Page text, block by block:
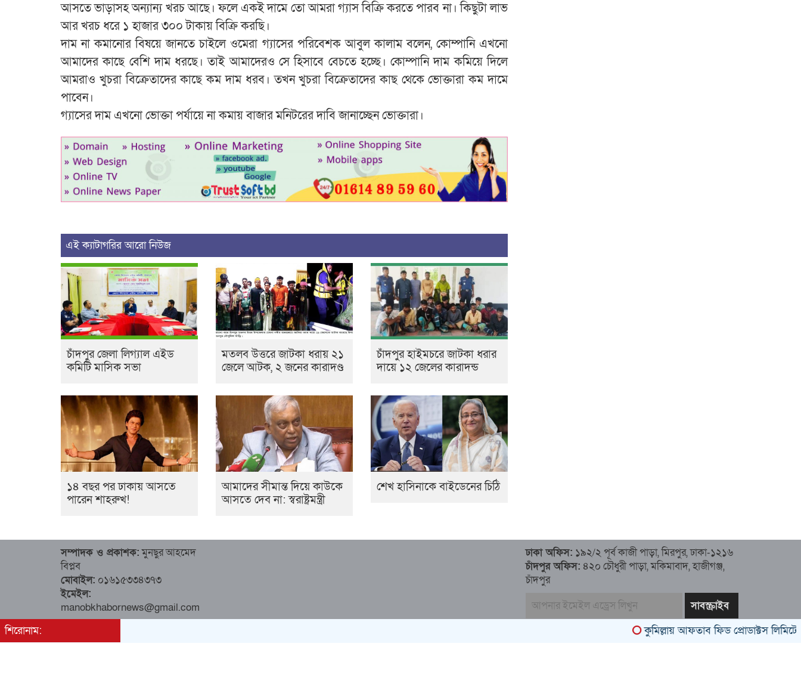
আসতে ভাড়াসহ অন্যান্য খরচ আছে। ফলে একই দামে তো আমরা গ্যাস বিক্রি করতে পারব না। কিছুটা লাভ
আর খরচ ধরে ১ হাজার ৩০০ টাকায় বিক্রি করছি।
দাম না কমানোর বিষয়ে জানতে চাইলে ওমেরা গ্যাসের পরিবেশক আবুল কালাম বলেন, কোম্পানি এখনো
আমাদের কাছে বেশি দাম ধরছে। তাই আমাদেরও সে হিসাবে বেচতে হচ্ছে। কোম্পানি দাম কমিয়ে দিলে
আমরাও খুচরা বিক্রেতাদের কাছে কম দাম ধরব। তখন খুচরা বিক্রেতাদের কাছ থেকে ভোক্তারা কম দামে
পাবেন।
গ্যাসের দাম এখনো ভোক্তা পর্যায়ে না কমায় বাজার মনিটরের দাবি জানাচ্ছেন ভোক্তারা।
এই ক্যাটাগরির আরো নিউজ
চাঁদপুর জেলা লিগ্যাল এইড
কমিটি মাসিক সভা
মতলব উত্তরে জাটকা ধরায় ২১
জেলে আটক, ২ জনের কারাদণ্ড
চাঁদপুর হাইমচরে জাটকা ধরার
দায়ে ১২ জেলের কারাদন্ড
১৪ বছর পর ঢাকায় আসতে
পারেন শাহরুখ!
আমাদের সীমান্ত দিয়ে কাউকে
আসতে দেব না: স্বরাষ্ট্রমন্ত্রী
শেখ হাসিনাকে বাইডেনের চিঠি
সম্পাদক ও প্রকাশক:মুনছুর আহমেদ
বিপ্লব
মোবাইল: ০১৬১৫৩৩৪৩৭৩
ইমেইল:
manobkhabornews@gmail.com
ঢাকা অফিস: ১৯২/২ পূর্ব কাজী পাড়া, মিরপুর, ঢাকা-১২১৬
চাঁদপুর অফিস: ৪২০ চৌধুরী পাড়া, মকিমাবাদ, হাজীগঞ্জ,
চাঁদপুর
শিরোনাম: কুমিল্লায় আফতাব ফিড প্রোডাক্টস লিমিটেডের